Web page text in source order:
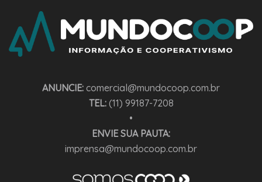
ANUNCIE: comercial@mundocoop.com.br
TEL:(11) 99187-7208
•
ENVIE SUA PAUTA:
imprensa@mundocoop.com.br